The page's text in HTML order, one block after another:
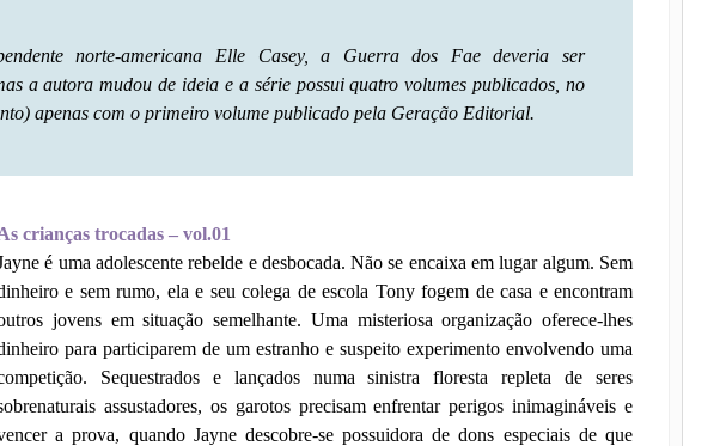
norte-americana Elle Casey, a Guerra dos Fae deveria ser
a autora mudou de ideia e a série possui quatro volumes publicados, no
apenas com o primeiro volume publicado pela Geração Editorial.
crianças trocadas – vol.01
é uma adolescente rebelde e desbocada. Não se encaixa em lugar algum. Sem
e sem rumo, ela e seu colega de escola Tony fogem de casa e encontram
jovens em situação semelhante. Uma misteriosa organização oferece-lhes
para participarem de um estranho e suspeito experimento envolvendo uma
Sequestrados e lançados numa sinistra floresta repleta de seres
assustadores, os garotos precisam enfrentar perigos inimagináveis e
a prova, quando Jayne descobre-se possuidora de dons especiais de que